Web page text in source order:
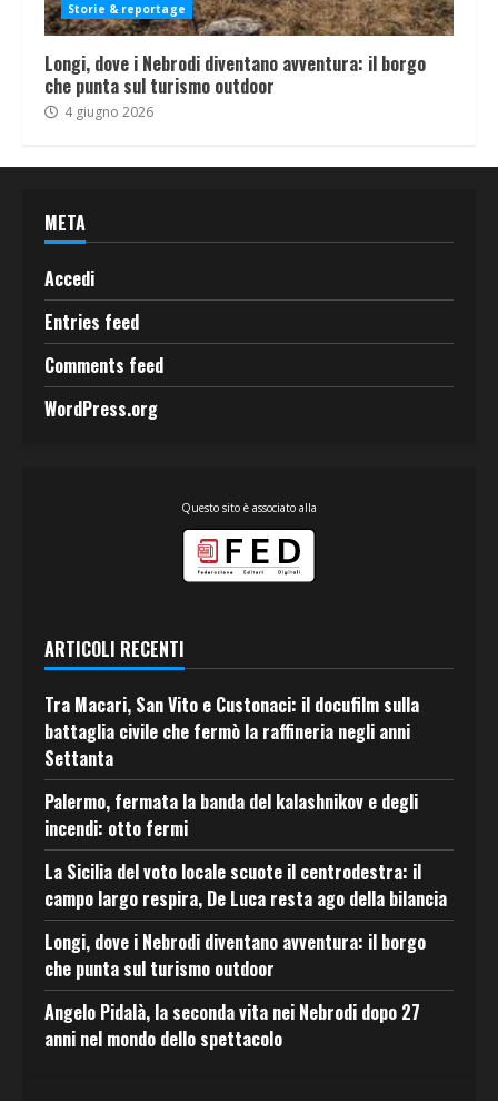
Storie & reportage
Longi, dove i Nebrodi diventano avventura: il borgo
che punta sul turismo outdoor
4 giugno 2026
META
Accedi
Entries feed
Comments feed
WordPress.org
Questo sito è associato alla
ARTICOLI RECENTI
Tra Macari, San Vito e Custonaci: il docufilm sulla
battaglia civile che fermò la raffineria negli anni
Settanta
Palermo, fermata la banda del kalashnikov e degli
incendi: otto fermi
La Sicilia del voto locale scuote il centrodestra: il
campo largo respira, De Luca resta ago della bilancia
Longi, dove i Nebrodi diventano avventura: il borgo
che punta sul turismo outdoor
Angelo Pidalà, la seconda vita nei Nebrodi dopo 27
anni nel mondo dello spettacolo